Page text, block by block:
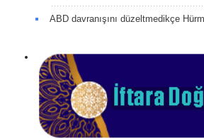
ABD davranışını düzeltmedikçe